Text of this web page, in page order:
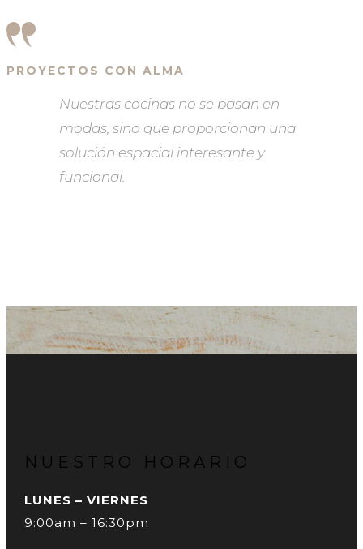
PROYECTOS CON ALMA
Nuestras cocinas no se basan en
modas, sino que proporcionan una
solución espacial interesante y
funcional.
NUESTRO HORARIO
LUNES – VIERNES
9:00am – 16:30pm